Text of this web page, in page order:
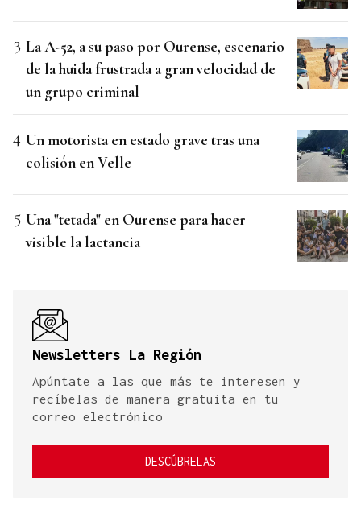
La A-52, a su paso por Ourense, escenario
de la huida frustrada a gran velocidad de
un grupo criminal
Un motorista en estado grave tras una
colisión en Velle
Una "tetada" en Ourense para hacer
visible la lactancia
Newsletters La Región
Apúntate a las que más te interesen y
recíbelas de manera gratuita en tu
correo electrónico
DESCÚBRELAS